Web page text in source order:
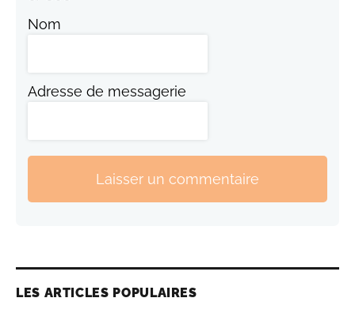
Nom
Adresse de messagerie
Laisser un commentaire
LES ARTICLES POPULAIRES